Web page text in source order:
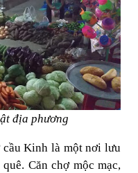
địa phương
Kinh là một nơi lưu
Căn chợ mộc mạc,